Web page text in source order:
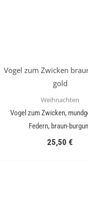
Weihnachten
Vogel zum Zwicken,
Federn, braun-
25,50 €